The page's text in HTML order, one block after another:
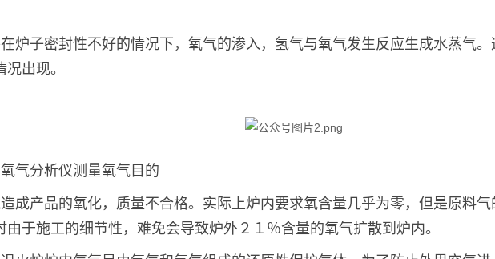
炉子密封性不好的情况下，氧气的渗入，氢气与氧气发生反应生成水蒸气
出现。
气分析仪测量氧气目的
成产品的氧化，质量不合格。实际上炉内要求氧含量几乎为零，但是原料
由于施工的细节性，难免会导致炉外２１％含量的氧气扩散到炉内。